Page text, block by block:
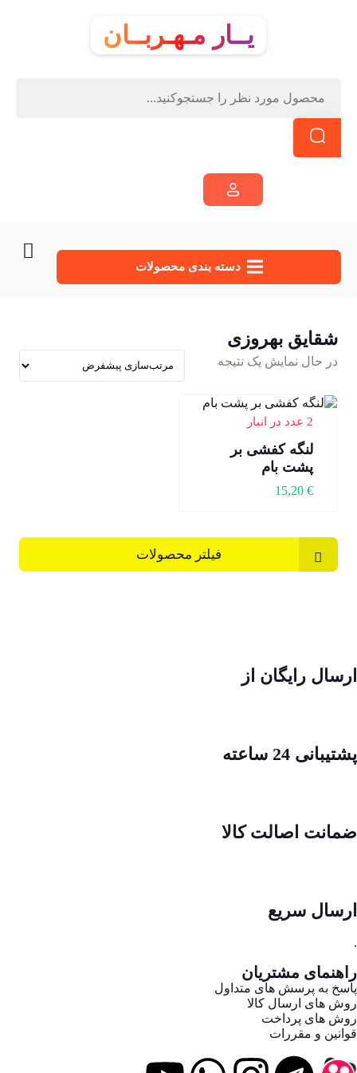
یــار مـهـربــان
دسته‌ بندی محصولات
شقایق بهروزی
در حال نمایش یک نتیجه
2 عدد در انبار
لنگه کفشی بر
پشت بام
15,20 €
فیلتر محصولات
ارسال رایگان از
پشتیبانی 24 ساعته
ضمانت اصالت کالا
ارسال سریع
.
راهنمای مشتریان
پاسخ به پرسش های متداول
روش های ارسال کالا
روش های پرداخت
قوانین و مقررات